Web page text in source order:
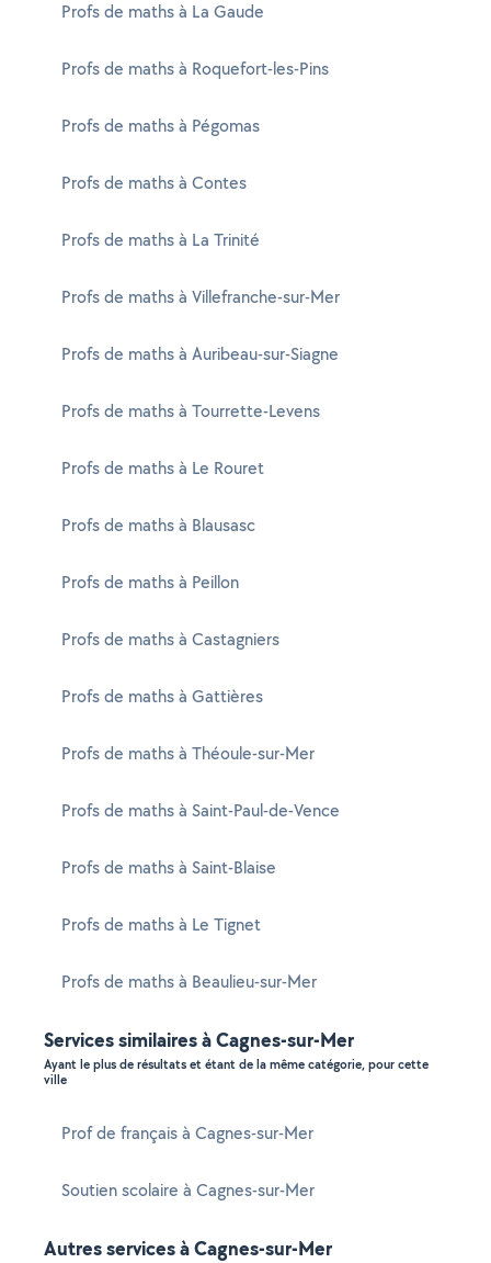
Profs de maths à La Gaude
Profs de maths à Roquefort-les-Pins
Profs de maths à Pégomas
Profs de maths à Contes
Profs de maths à La Trinité
Profs de maths à Villefranche-sur-Mer
Profs de maths à Auribeau-sur-Siagne
Profs de maths à Tourrette-Levens
Profs de maths à Le Rouret
Profs de maths à Blausasc
Profs de maths à Peillon
Profs de maths à Castagniers
Profs de maths à Gattières
Profs de maths à Théoule-sur-Mer
Profs de maths à Saint-Paul-de-Vence
Profs de maths à Saint-Blaise
Profs de maths à Le Tignet
Profs de maths à Beaulieu-sur-Mer
Services similaires à Cagnes-sur-Mer
Ayant le plus de résultats et étant de la même catégorie, pour cette
ville
Prof de français à Cagnes-sur-Mer
Soutien scolaire à Cagnes-sur-Mer
Autres services à Cagnes-sur-Mer